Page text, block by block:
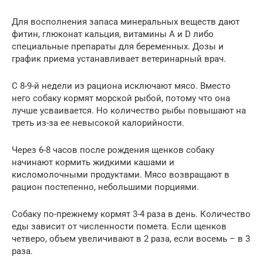
Для восполнения запаса минеральных веществ дают
фитин, глюконат кальция, витамины A и D либо
специальные препараты для беременных. Дозы и
график приема устанавливает ветеринарный врач.
С 8-9-й недели из рациона исключают мясо. Вместо
него собаку кормят морской рыбой, потому что она
лучше усваивается. Но количество рыбы повышают на
треть из-за ее невысокой калорийности.
Через 6-8 часов после рождения щенков собаку
начинают кормить жидкими кашами и
кисломолочными продуктами. Мясо возвращают в
рацион постепенно, небольшими порциями.
Собаку по-прежнему кормят 3-4 раза в день. Количество
еды зависит от численности помета. Если щенков
четверо, объем увеличивают в 2 раза, если восемь – в 3
раза.